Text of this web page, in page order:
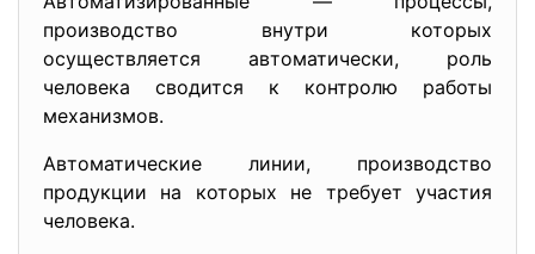
производство внутри которых
осуществляется автоматически, роль
человека сводится к контролю работы
механизмов.
Автоматические линии, производство
продукции на которых не требует участия
человека.